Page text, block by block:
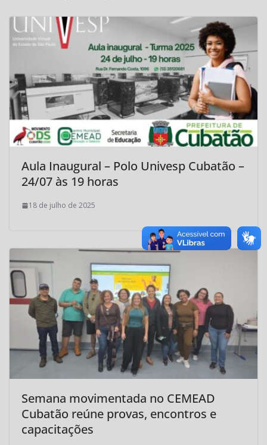
Aula Inaugural – Polo Univesp Cubatão –
24/07 às 19 horas
18 de julho de 2025
Semana movimentada no CEMEAD
Cubatão reúne provas, encontros e
capacitações